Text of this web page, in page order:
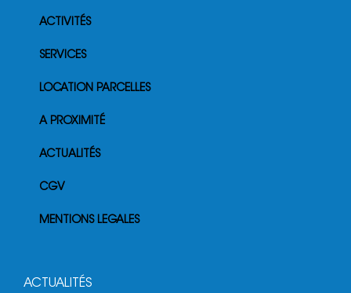
ACTIVITÉS
SERVICES
LOCATION PARCELLES
A PROXIMITÉ
ACTUALITÉS
CGV
MENTIONS LEGALES
ACTUALITÉS